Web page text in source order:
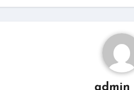
admin